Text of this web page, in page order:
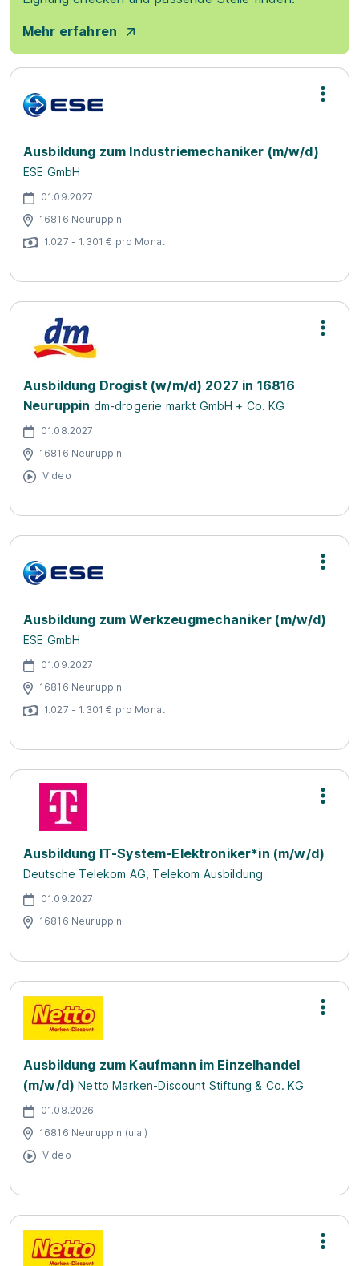
Mehr erfahren
Ausbildung zum Industriemechaniker (m/w/d)
ESE GmbH
01.09.2027
16816 Neuruppin
1.027 - 1.301 € pro Monat
Ausbildung Drogist (w/m/d) 2027 in 16816
Neuruppin dm-drogerie markt GmbH + Co. KG
01.08.2027
16816 Neuruppin
Video
Ausbildung zum Werkzeugmechaniker (m/w/d)
ESE GmbH
01.09.2027
16816 Neuruppin
1.027 - 1.301 € pro Monat
Ausbildung IT-System-Elektroniker*in (m/w/d)
Deutsche Telekom AG, Telekom Ausbildung
01.09.2027
16816 Neuruppin
Ausbildung zum Kaufmann im Einzelhandel
(m/w/d) Netto Marken-Discount Stiftung & Co. KG
01.08.2026
16816 Neuruppin (u.a.)
Video